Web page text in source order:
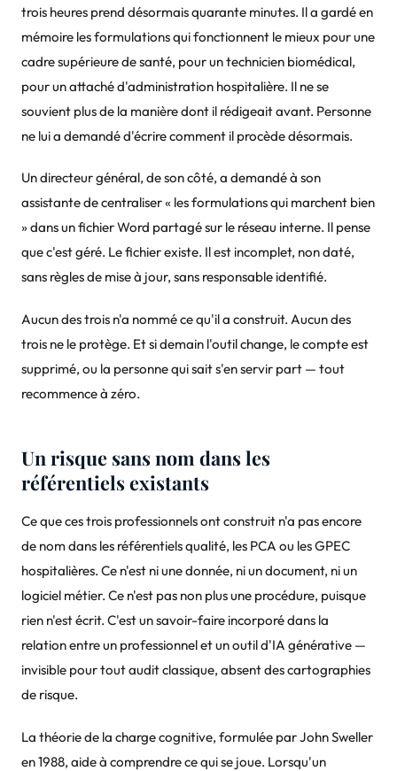
trois heures prend désormais quarante minutes. Il a gardé en
mémoire les formulations qui fonctionnent le mieux pour une
cadre supérieure de santé, pour un technicien biomédical,
pour un attaché d'administration hospitalière. Il ne se
souvient plus de la manière dont il rédigeait avant. Personne
ne lui a demandé d'écrire comment il procède désormais.
Un directeur général, de son côté, a demandé à son
assistante de centraliser « les formulations qui marchent bien
» dans un fichier Word partagé sur le réseau interne. Il pense
que c'est géré. Le fichier existe. Il est incomplet, non daté,
sans règles de mise à jour, sans responsable identifié.
Aucun des trois n'a nommé ce qu'il a construit. Aucun des
trois ne le protège. Et si demain l'outil change, le compte est
supprimé, ou la personne qui sait s'en servir part — tout
recommence à zéro.
Un risque sans nom dans les
référentiels existants
Ce que ces trois professionnels ont construit n'a pas encore
de nom dans les référentiels qualité, les PCA ou les GPEC
hospitalières. Ce n'est ni une donnée, ni un document, ni un
logiciel métier. Ce n'est pas non plus une procédure, puisque
rien n'est écrit. C'est un savoir-faire incorporé dans la
relation entre un professionnel et un outil d'IA générative —
invisible pour tout audit classique, absent des cartographies
de risque.
La théorie de la charge cognitive, formulée par John Sweller
en 1988, aide à comprendre ce qui se joue. Lorsqu'un